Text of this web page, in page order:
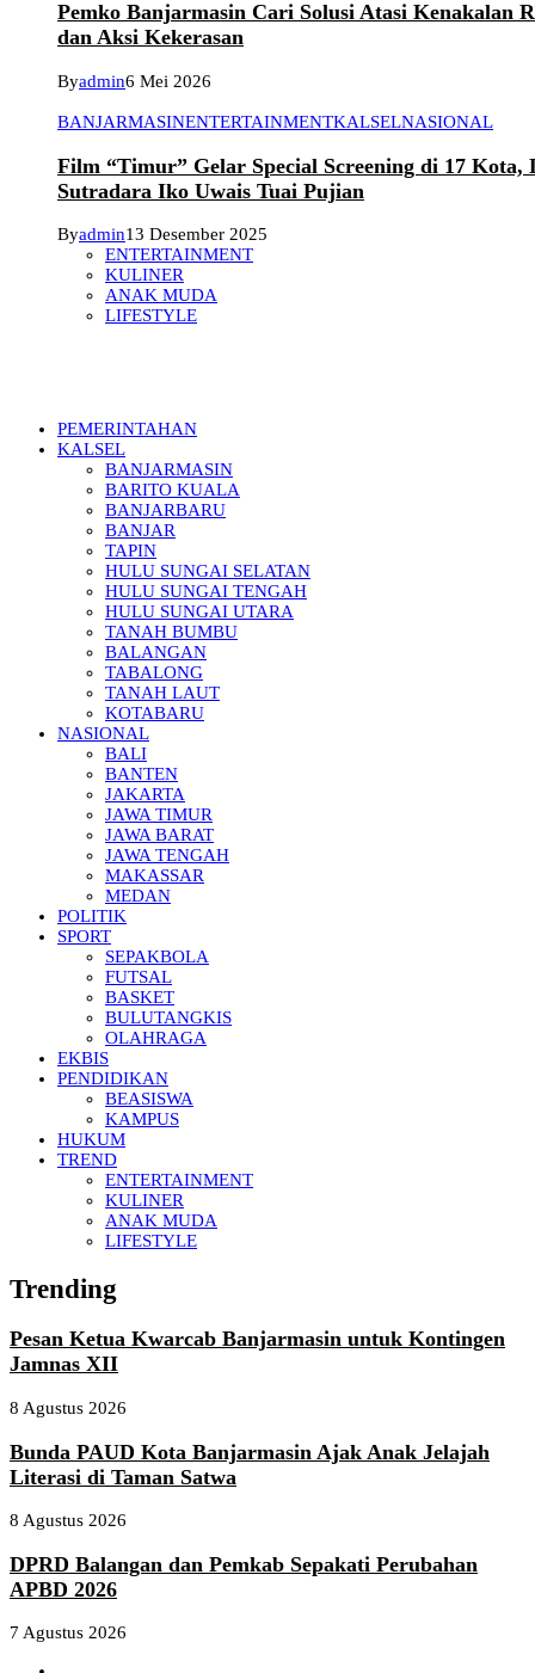
Pemko Banjarmasin Cari Solusi Atasi Kenakalan
dan Aksi Kekerasan
Byadmin6 Mei 2026
BANJARMASINENTERTAINMENTKALSELNASIONAL
Film “Timur” Gelar Special Screening di 17 Kota,
Sutradara Iko Uwais Tuai Pujian
Byadmin13 Desember 2025
ENTERTAINMENT
KULINER
ANAK MUDA
LIFESTYLE
PEMERINTAHAN
KALSEL
BANJARMASIN
BARITO KUALA
BANJARBARU
BANJAR
TAPIN
HULU SUNGAI SELATAN
HULU SUNGAI TENGAH
HULU SUNGAI UTARA
TANAH BUMBU
BALANGAN
TABALONG
TANAH LAUT
KOTABARU
NASIONAL
BALI
BANTEN
JAKARTA
JAWA TIMUR
JAWA BARAT
JAWA TENGAH
MAKASSAR
MEDAN
POLITIK
SPORT
SEPAKBOLA
FUTSAL
BASKET
BULUTANGKIS
OLAHRAGA
EKBIS
PENDIDIKAN
BEASISWA
KAMPUS
HUKUM
TREND
ENTERTAINMENT
KULINER
ANAK MUDA
LIFESTYLE
Trending
Pesan Ketua Kwarcab Banjarmasin untuk Kontingen
Jamnas XII
8 Agustus 2026
Bunda PAUD Kota Banjarmasin Ajak Anak Jelajah
Literasi di Taman Satwa
8 Agustus 2026
DPRD Balangan dan Pemkab Sepakati Perubahan
APBD 2026
7 Agustus 2026